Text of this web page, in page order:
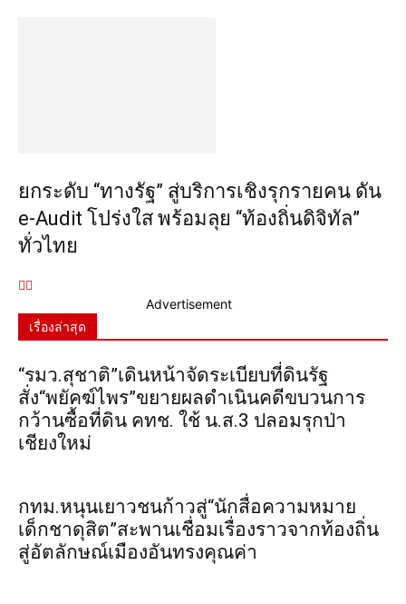
ยกระดับ “ทางรัฐ” สู่บริการเชิงรุกรายคน ดัน
e-Audit โปร่งใส พร้อมลุย “ท้องถิ่นดิจิทัล”
ทั่วไทย
Advertisement
เรื่องล่าสุด
“รมว.สุชาติ”เดินหน้าจัดระเบียบที่ดินรัฐ
สั่ง“พยัคฆ์ไพร”ขยายผลดำเนินคดีขบวนการ
กว้านซื้อที่ดิน คทช. ใช้ น.ส.3 ปลอมรุกป่า
เชียงใหม่
กทม.หนุนเยาวชนก้าวสู่“นักสื่อความหมาย
เด็กชาดุสิต”สะพานเชื่อมเรื่องราวจากท้องถิ่น
สู่อัตลักษณ์เมืองอันทรงคุณค่า